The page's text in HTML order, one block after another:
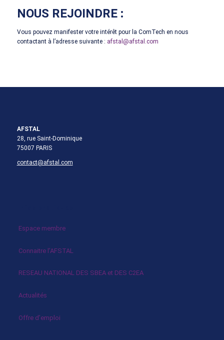
NOUS REJOINDRE :
Vous pouvez manifester votre intérêt pour la ComTech en nous
contactant à l’adresse suivante : afstal@afstal.com
AFSTAL
28, rue Saint-Dominique
75007 PARIS
contact@afstal.com
Espace membre
Connaitre l’AFSTAL
RESEAU NATIONAL DES SBEA et DES C2EA
Actualités
Offre d’emploi